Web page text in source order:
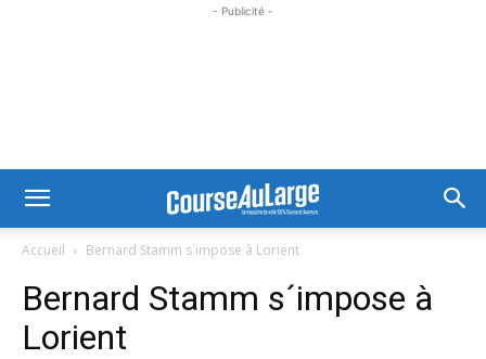
- Publicité -
Accueil Bernard Stamm s´impose à Lorient
Bernard Stamm s´impose à
Lorient